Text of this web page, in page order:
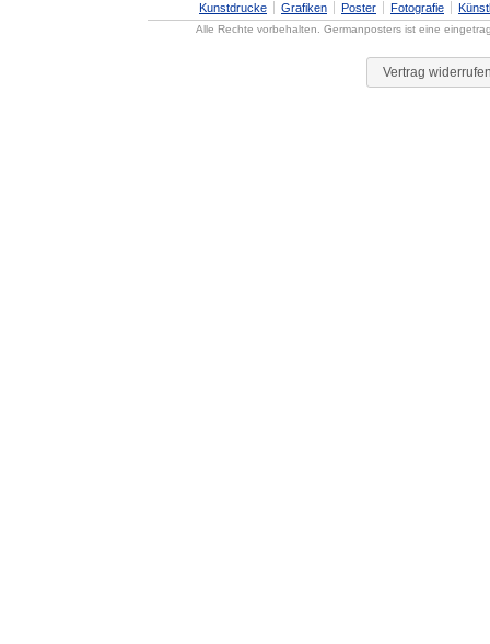
Kunstdrucke
Grafiken Poster Fotografie
Alle Rechte vorbehalten. Germanposters ist eine
Vertrag